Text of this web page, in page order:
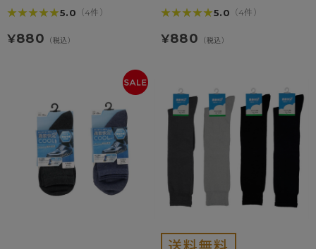
★★★★★
★★★★★5.0 （4件）
¥880 （税込）
★★★★★
★★★★★5.0 （4件）
¥880 （税込）